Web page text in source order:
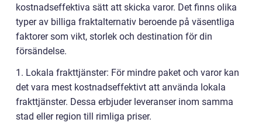
kostnadseffektiva sätt att skicka varor. Det finns olika
typer av billiga fraktalternativ beroende på väsentliga
faktorer som vikt, storlek och destination för din
försändelse.
1. Lokala frakttjänster: För mindre paket och varor kan
det vara mest kostnadseffektivt att använda lokala
frakttjänster. Dessa erbjuder leveranser inom samma
stad eller region till rimliga priser.